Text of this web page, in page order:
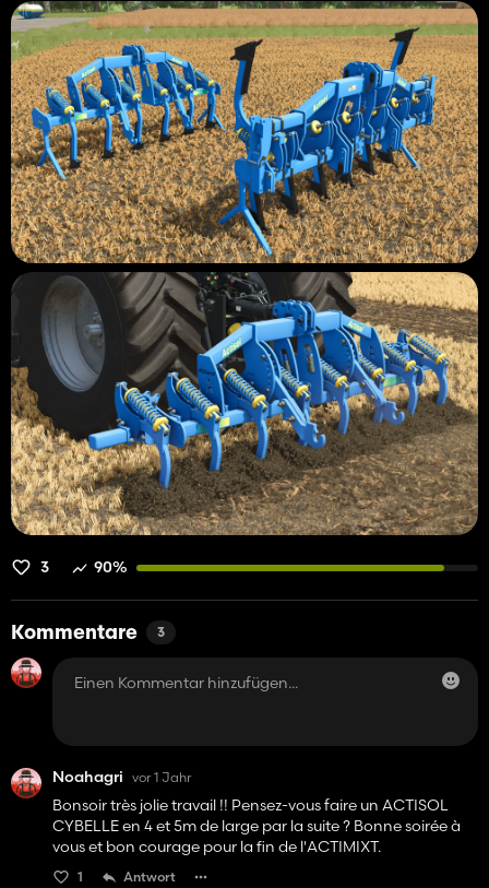
3 90%
Kommentare 3
Noahagri vor 1 Jahr
Bonsoir très jolie travail !! Pensez-vous faire un ACTISOL
CYBELLE en 4 et 5m de large par la suite ? Bonne soirée à
vous et bon courage pour la fin de l'ACTIMIXT.
1 Antwort